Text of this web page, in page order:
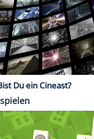
Du ein Cineast?